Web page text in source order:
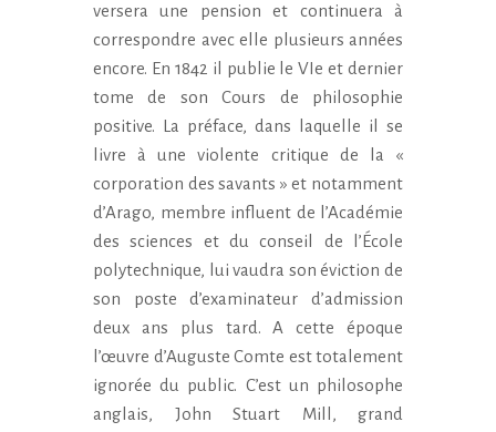
versera une pension et continuera à
correspondre avec elle plusieurs années
encore. En 1842 il publie le VIe et dernier
tome de son Cours de philosophie
positive. La préface, dans laquelle il se
livre à une violente critique de la «
corporation des savants » et notamment
d’Arago, membre influent de l’Académie
des sciences et du conseil de l’École
polytechnique, lui vaudra son éviction de
son poste d’examinateur d’admission
deux ans plus tard. A cette époque
l’œuvre d’Auguste Comte est totalement
ignorée du public. C’est un philosophe
anglais, John Stuart Mill, grand